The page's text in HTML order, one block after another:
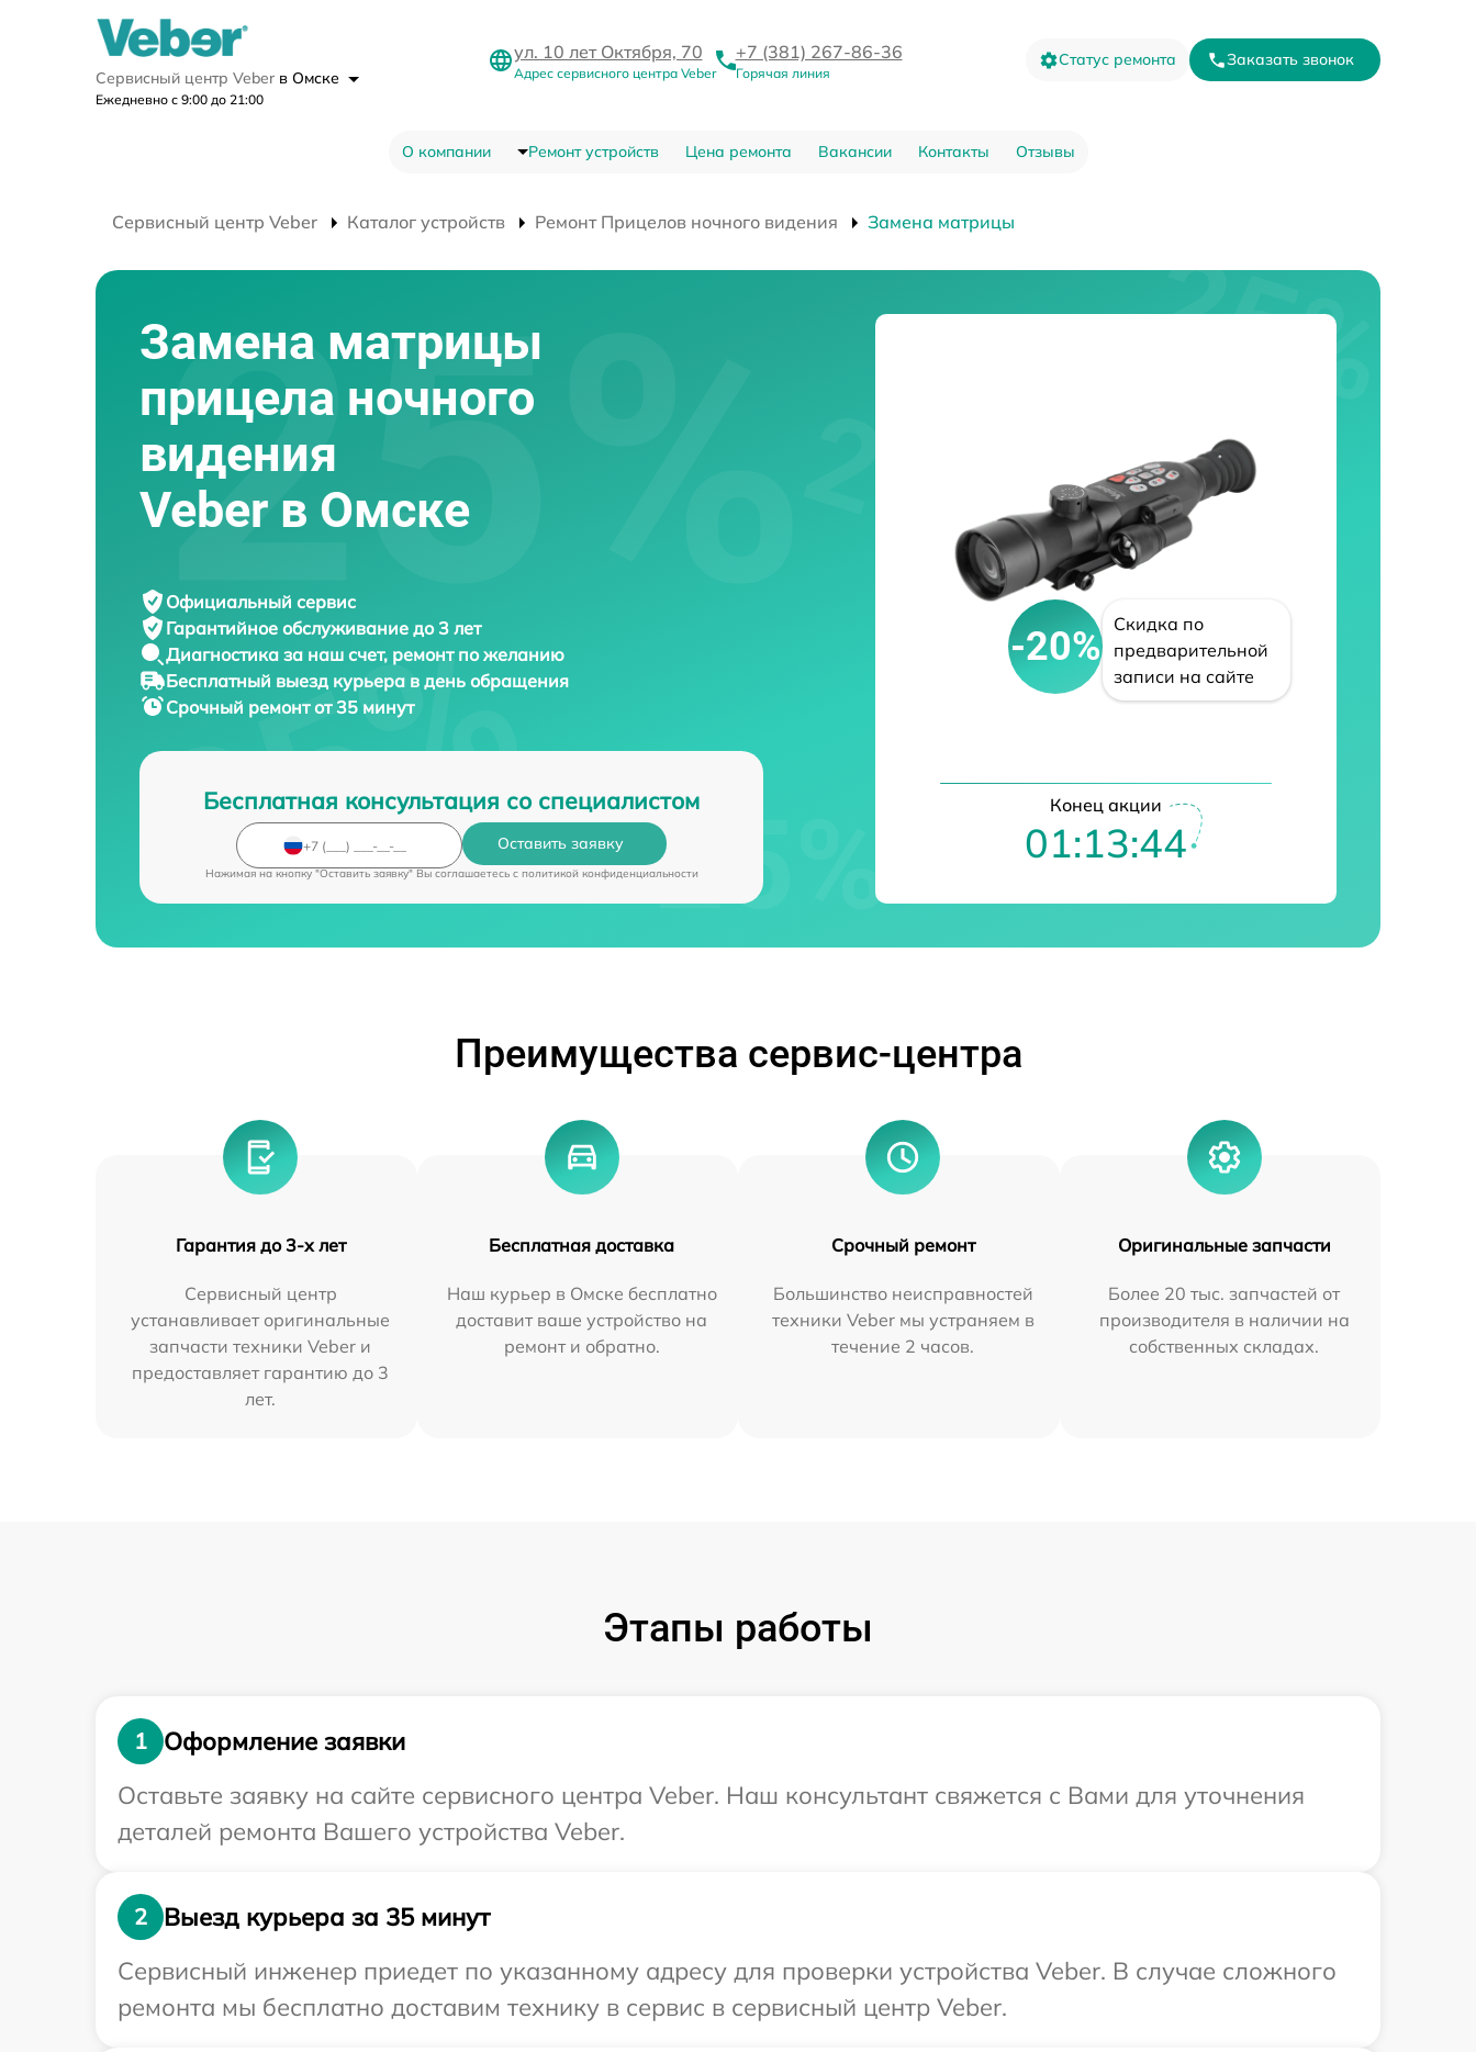
Сервисный центр Veber в Омске
Ежедневно с 9:00 до 21:00
ул. 10 лет Октября, 70
Адрес сервисного центра Veber
+7 (381) 267-86-36
Горячая линия
Статус ремонта Заказать звонок
О компании Ремонт устройств Цена ремонта Вакансии Контакты Отзывы
Сервисный центр Veber Каталог устройств Ремонт Прицелов ночного видения Замена матрицы
Замена матрицы
прицела ночного
видения
Veber в Омске
Официальный сервис
Гарантийное обслуживание до 3 лет
Диагностика за наш счет, ремонт по желанию
Бесплатный выезд курьера в день обращения
Срочный ремонтот 35 минут
Бесплатная консультация со специалистом
Оставить заявку
Нажимая на кнопку "Оставить заявку" Вы соглашаетесь c политикой конфиденциальности
-20%
Скидка по
предварительной
записи на сайте
Конец акции
01:13:43
Преимущества сервис-центра
Гарантия до 3-х лет
Сервисный центр
устанавливает оригинальные
запчасти техники Veber и
предоставляет гарантию до 3
лет.
Бесплатная доставка
Наш курьер в Омске бесплатно
доставит ваше устройство на
ремонт и обратно.
Срочный ремонт
Большинство неисправностей
техники Veber мы устраняем в
течение 2 часов.
Оригинальные запчасти
Более 20 тыс. запчастей от
производителя в наличии на
собственных складах.
Этапы работы
1
Оформление заявки
Оставьте заявку на сайте сервисного центра Veber. Наш консультант свяжется с Вами для уточнения
деталей ремонта Вашего устройства Veber.
2
Выезд курьера за 35 минут
Сервисный инженер приедет по указанному адресу для проверки устройства Veber. В случае сложного
ремонта мы бесплатно доставим технику в сервис в сервисный центр Veber.